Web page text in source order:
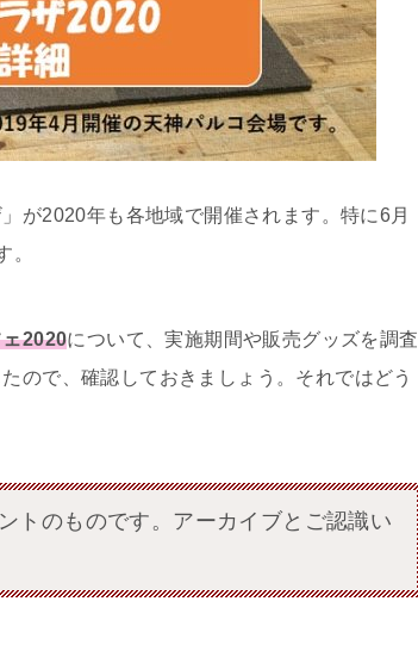
が2020年も各地域で開催されます。特に6月
。
2020について、実施期間や販売グッズを調査
ので、確認しておきましょう。それではどう
トのものです。アーカイブとご認識い